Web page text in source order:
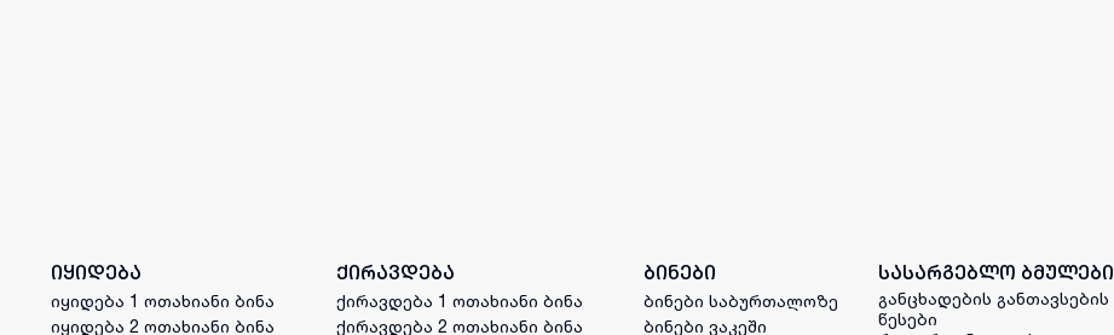
იყიდება
იყიდება 1 ოთახიანი ბინა
იყიდება 2 ოთახიანი ბინა
ქირავდება
ქირავდება 1 ოთახიანი ბინა
ქირავდება 2 ოთახიანი ბინა
ბინები
ბინები საბურთალოზე
ბინები ვაკეში
სასარგებლო ბმულები
განცხადების განთავსების
წესები